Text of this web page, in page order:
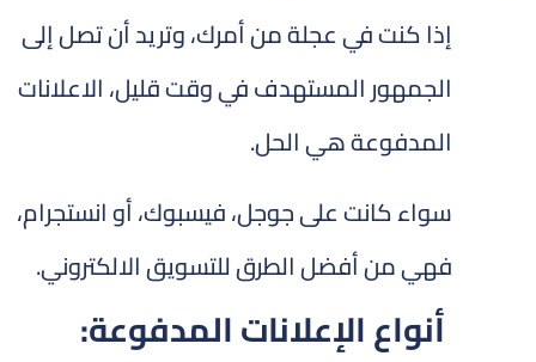
إذا كنت في عجلة من أمرك، وتريد أن تصل إلى
الجمهور المستهدف في وقت قليل، الاعلانات
المدفوعة هي الحل.
سواء كانت على جوجل، فيسبوك، أو انستجرام،
فهي من أفضل الطرق للتسويق الالكتروني.
أنواع الإعلانات المدفوعة: